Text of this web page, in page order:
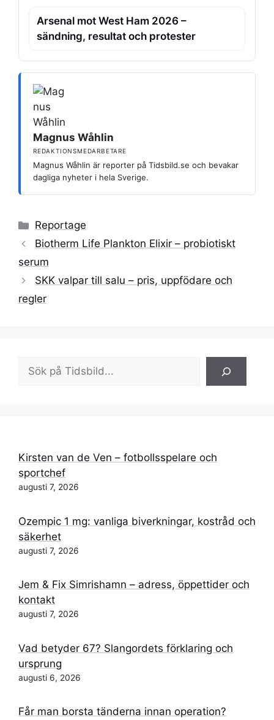
Arsenal mot West Ham 2026 –
sändning, resultat och protester
Magnus Wåhlin
REDAKTIONSMEDARBETARE
Magnus Wåhlin är reporter på Tidsbild.se och bevakar
dagliga nyheter i hela Sverige.
Kategorier
Reportage
Biotherm Life Plankton Elixir – probiotiskt
serum
SKK valpar till salu – pris, uppfödare och
regler
Sök
Kirsten van de Ven – fotbollsspelare och
sportchef
augusti 7, 2026
Ozempic 1 mg: vanliga biverkningar, kostråd och
säkerhet
augusti 7, 2026
Jem & Fix Simrishamn – adress, öppettider och
kontakt
augusti 7, 2026
Vad betyder 67? Slangordets förklaring och
ursprung
augusti 6, 2026
Får man borsta tänderna innan operation?